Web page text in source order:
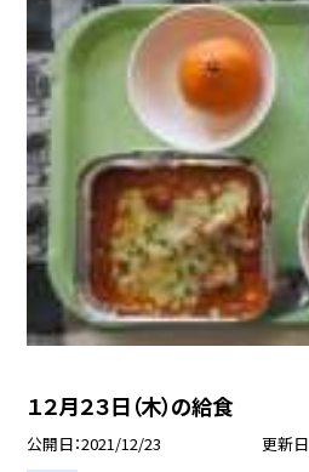
１２月２３日（木）の給食
公開日 2021/12/23 更新日